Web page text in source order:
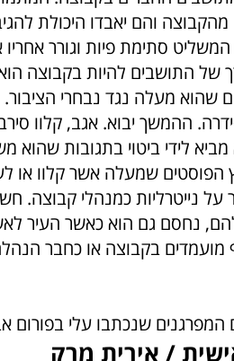
מהקבוצה והם יאבדו היכולת
סתימת פיות וגורר
של התושבים להיות בקבוצה
שהוא מעלה נגד נבחרי הציבור.
ההמשך יבוא. אגב, קלוו
לידי ביטוי בתגובות שהוא
שמעלה אשר קלוו או
על נייטרליות כמנהלי קבוצה.
נחסם גם הוא כאשר העיר
מועמדים בקבוצה או כחבר
שנכתבו עלי בפורום
/ אירית מרק